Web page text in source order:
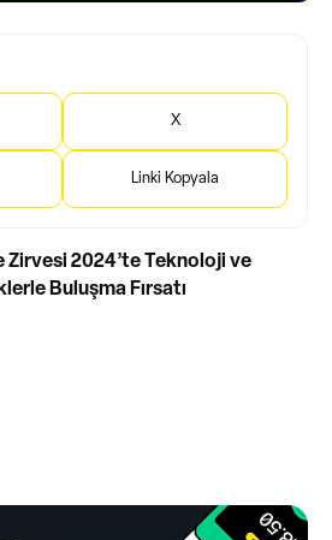
X
Linki Kopyala
Zirvesi 2024’te Teknoloji ve
Buluşma Fırsatı